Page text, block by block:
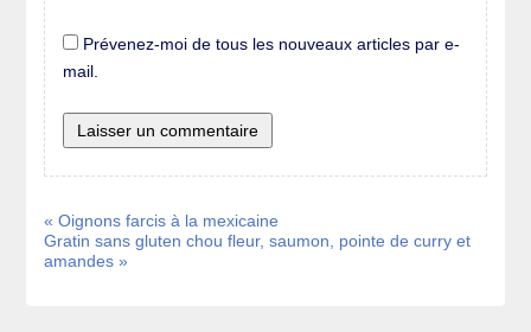
Prévenez-moi de tous les nouveaux articles par e-
mail.
« Oignons farcis à la mexicaine
Gratin sans gluten chou fleur, saumon, pointe de curry et
amandes »